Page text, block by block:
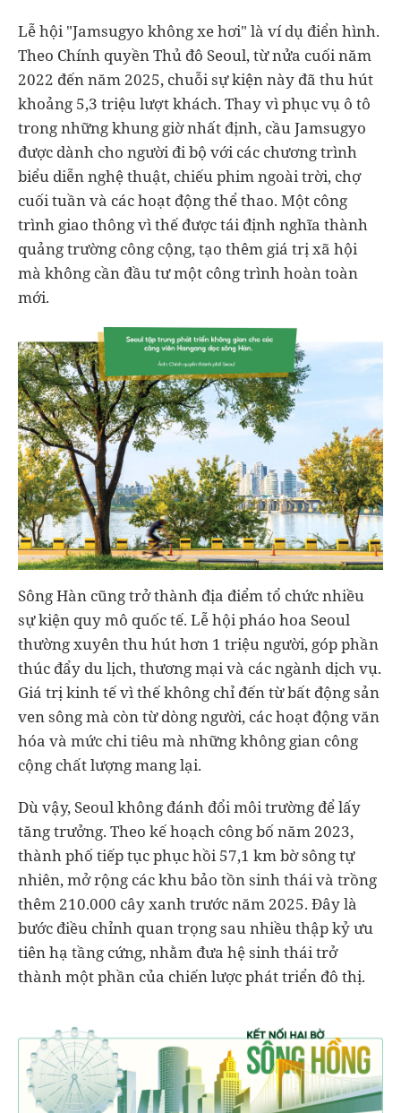
Lễ hội "Jamsugyo không xe hơi" là ví dụ điển hình.
Theo Chính quyền Thủ đô Seoul, từ nửa cuối năm
2022 đến năm 2025, chuỗi sự kiện này đã thu hút
khoảng 5,3 triệu lượt khách. Thay vì phục vụ ô tô
trong những khung giờ nhất định, cầu Jamsugyo
được dành cho người đi bộ với các chương trình
biểu diễn nghệ thuật, chiếu phim ngoài trời, chợ
cuối tuần và các hoạt động thể thao. Một công
trình giao thông vì thế được tái định nghĩa thành
quảng trường công cộng, tạo thêm giá trị xã hội
mà không cần đầu tư một công trình hoàn toàn
mới.
Sông Hàn cũng trở thành địa điểm tổ chức nhiều
sự kiện quy mô quốc tế. Lễ hội pháo hoa Seoul
thường xuyên thu hút hơn 1 triệu người, góp phần
thúc đẩy du lịch, thương mại và các ngành dịch vụ.
Giá trị kinh tế vì thế không chỉ đến từ bất động sản
ven sông mà còn từ dòng người, các hoạt động văn
hóa và mức chi tiêu mà những không gian công
cộng chất lượng mang lại.
Dù vậy, Seoul không đánh đổi môi trường để lấy
tăng trưởng. Theo kế hoạch công bố năm 2023,
thành phố tiếp tục phục hồi 57,1 km bờ sông tự
nhiên, mở rộng các khu bảo tồn sinh thái và trồng
thêm 210.000 cây xanh trước năm 2025. Đây là
bước điều chỉnh quan trọng sau nhiều thập kỷ ưu
tiên hạ tầng cứng, nhằm đưa hệ sinh thái trở
thành một phần của chiến lược phát triển đô thị.